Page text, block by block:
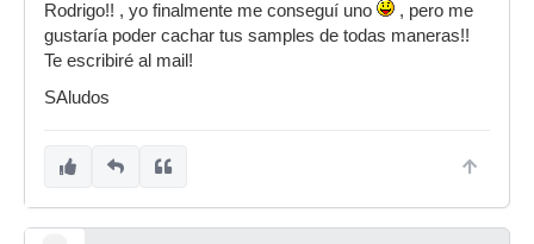
Rodrigo!! , yo finalmente me conseguí uno
, pero me
gustaría poder cachar tus samples de todas maneras!!
Te escribiré al mail!
SAludos